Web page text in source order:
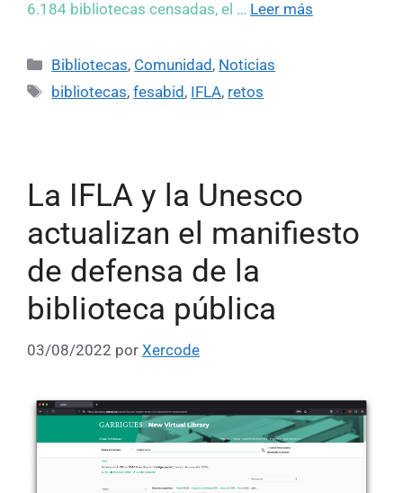
6.184 bibliotecas censadas, el … Leer más
Bibliotecas, Comunidad , Noticias
bibliotecas,fesabid , IFLA, retos
La IFLA y la Unesco
actualizan el manifiesto
de defensa de la
biblioteca pública
03/08/2022 por Xercode